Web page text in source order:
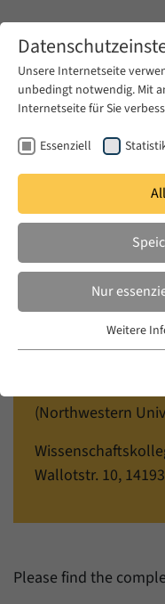
Zum Hauptinhalt springen
MI. 14 JULI 2010 –
Aesthetics,
Practices in
Kirsten Scheid
(Northwestern
Wallotstr. 10,
Please find the
Unsere Internetseite
unbedingt notwendig. Mit
Internetseite für Sie
Essenziell
Nur
Essenzielle Cookies
einwandfrei funktioniert.
Anbieter Forum
Zweck
Statistiken
Inhalte unserer
weitergegeben.
Weitere